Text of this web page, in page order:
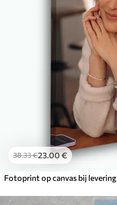
38.33€23.00€
Fotoprint op canvas bij levering